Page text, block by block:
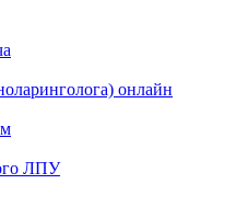
онлайн
ЛПУ